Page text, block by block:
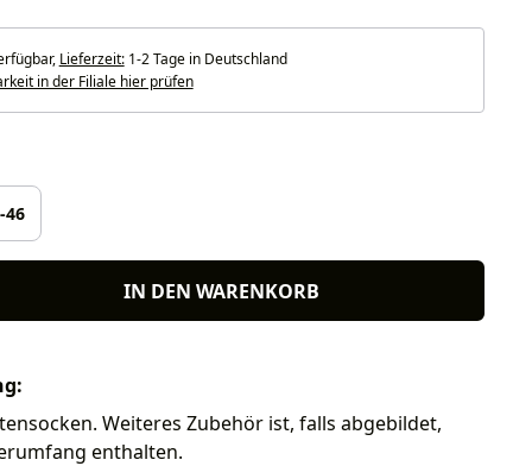
Lieferzeit:1-2 Tage in Deutschland
in der Filiale hier prüfen
46
IN DEN WARENKORB
Weiteres Zubehör ist, falls abgebildet,
enthalten.